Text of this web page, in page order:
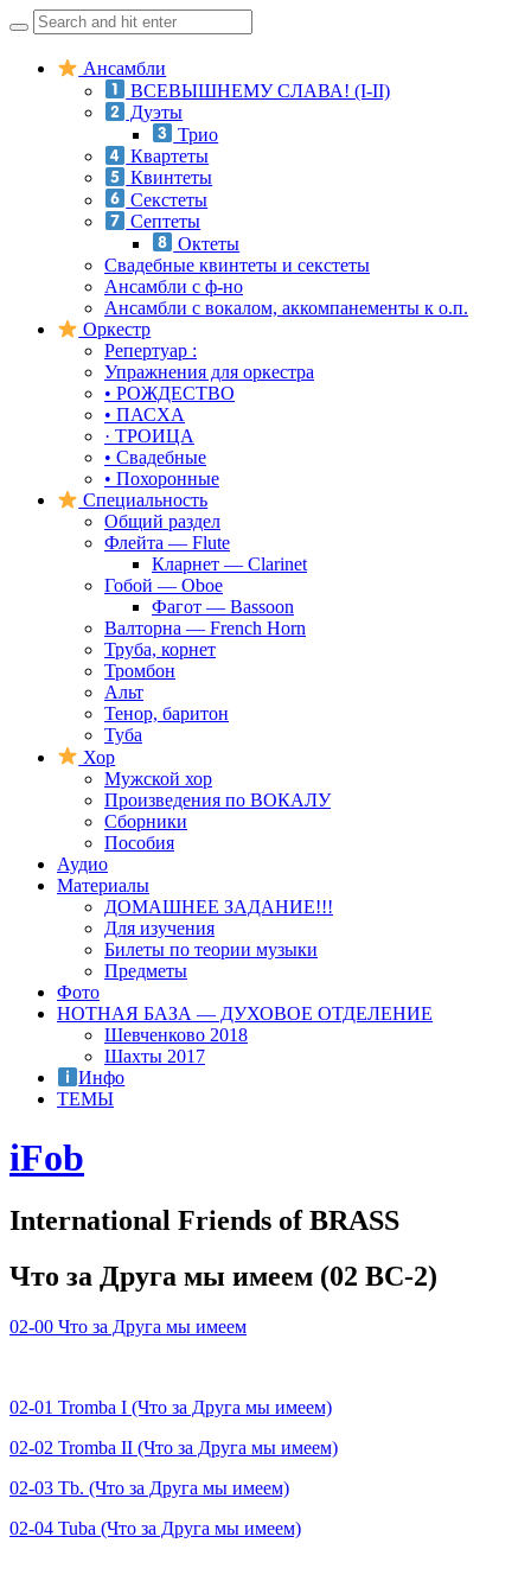
Search
for:
Skip
Ансамбли
ВСЕВЫШНЕМУ СЛАВА! (I-II)
Дуэты
Трио
Квартеты
Квинтеты
Секстеты
Септеты
Октеты
Свадебные квинтеты и секстеты
Ансамбли с ф-но
Ансамбли с вокалом, аккомпанементы к о.п.
Оркестр
Репертуар :
Упражнения для оркестра
• РОЖДЕСТВО
• ПАСХА
· ТРОИЦА
• Свадебные
• Похоронные
Специальность
Общий раздел
Флейта — Flute
Кларнет — Clarinet
Гобой — Oboe
Фагот — Bassoon
Валторна — French Horn
Труба, корнет
Тромбон
Альт
Тенор, баритон
Туба
Хор
Мужской хор
Произведения по ВОКАЛУ
Сборники
Пособия
Аудио
Материалы
ДОМАШНЕЕ ЗАДАНИЕ!!!
Для изучения
Билеты по теории музыки
Предметы
Фото
НОТНАЯ БАЗА — ДУХОВОЕ ОТДЕЛЕНИЕ
Шевченково 2018
Шахты 2017
Инфо
ТЕМЫ
iFob
International Friends of BRASS
Что за Друга мы имеем (02 BC-2)
02-00 Что за Друга мы имеем
02-01 Tromba I (Что за Друга мы имеем)
02-02 Tromba II (Что за Друга мы имеем)
02-03 Tb. (Что за Друга мы имеем)
02-04 Tuba (Что за Друга мы имеем)